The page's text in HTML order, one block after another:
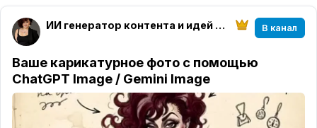
ИИ генератор контента и идей || нейросети с Ириной В канал
Ваше карикатурное фото с помощью
ChatGPT Image / Gemini Image